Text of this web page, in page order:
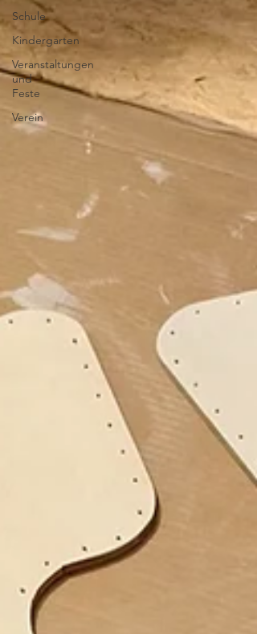
Schule
Kindergarten
Veranstaltungen
und
Feste
Verein